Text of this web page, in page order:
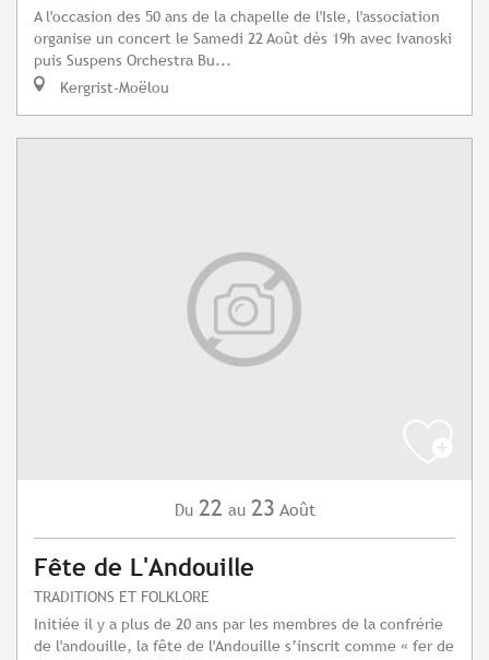
A l'occasion des 50 ans de la chapelle de l'Isle, l'association
organise un concert le Samedi 22 Août dès 19h avec Ivanoski
puis Suspens Orchestra Bu...
Kergrist-Moëlou
Du 22 au 23 Août
Fête de L'Andouille
TRADITIONS ET FOLKLORE
Initiée il y a plus de 20 ans par les membres de la confrérie
de l'andouille, la fête de l'Andouille s’inscrit comme « fer de